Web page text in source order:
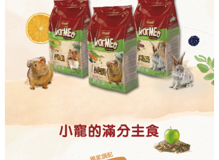
是否繳費成功／繳費後需取消欲退款等相關疑問，請聯繫「AFTEE先享後付
客戶支援中心」https://netprotections.freshdesk.com/support/home
【注意事項】
１．透過由恩沛科技股份有限公司提供之「AFTEE先享後付」服務完成之交
易，需依本服務之必要範圍內提供個人資料，並將交易相關給付款項請求債
權轉讓予恩沛科技股份有限公司。
２．關於個人資料處理事宜，請瀏覽以下網址：
https://aftee.tw/terms/#terms3
３．未成年的使用者請事先徵得法定代理人或監護人之同意方可使用
「AFTEE先享後付」，若未經同意申辦者引起之損失，本公司不負相關責
４．使用「AFTEE先享後付」時，將依據個別帳號之用戶狀況，依本公司即
時審查核予不同之上限額度；若仍有額度不足之情形，本公司將視審查結果
請求用戶進行身份認證。
５．嚴禁一人註冊多個帳號或使用他人資訊註冊。若發現惡意使用之情形，
恩沛科技股份有限公司將有權停止該用戶之使用額度並採取法律行動。
每筆NT$60，滿NT$999(含以上)免運費
7-11取貨付款_限重10KG
每筆NT$60，滿NT$999(含以上)免運費
付款後7-11取貨_限重10KG
每筆NT$60，滿NT$999(含以上)免運費
中壢限定｜毛速配 14:00前下單當日到！🐶
每筆NT$120，滿NT$999(含以上)免運費